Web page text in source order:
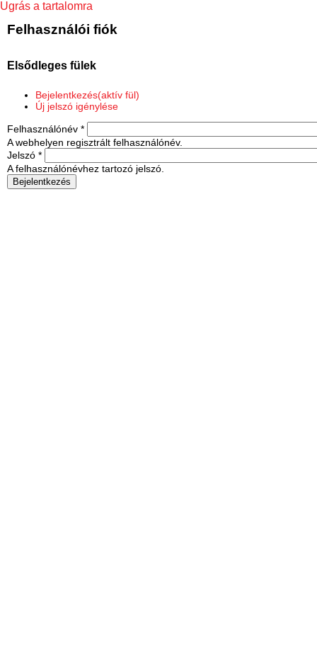
Ugrás a tartalomra
Felhasználói fiók
Elsődleges fülek
Bejelentkezés(aktív fül)
Új jelszó igénylése
Felhasználónév *
A webhelyen regisztrált felhasználónév.
Jelszó *
A felhasználónévhez tartozó jelszó.